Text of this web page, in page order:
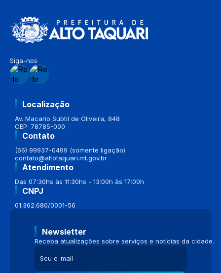
Siga-nos
Localização
Av. Macario Subtil de Oliveira, 848
CEP: 78785-000
Contato
(66) 99937-0499 (somente ligação)
contato@altotaquari.mt.gov.br
Atendimento
Das 07:30hs às 11:30hs - 13:00h às 17:00h
CNPJ
01.362.680/0001-56
Newsletter
Receba atualizações sobre serviços e notícias da cidade.